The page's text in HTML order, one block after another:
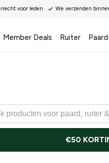
voor leden We verzenden
Member Deals Ruiter Paard
€50